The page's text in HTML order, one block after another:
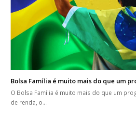
Bolsa Família é muito mais do que um
O Bolsa Família é muito mais do que um
de renda, o…